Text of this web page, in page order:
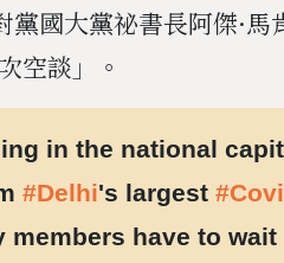
國大黨祕書長阿傑·馬
空談」。
in the national
#Delhi's largest
members have to wait